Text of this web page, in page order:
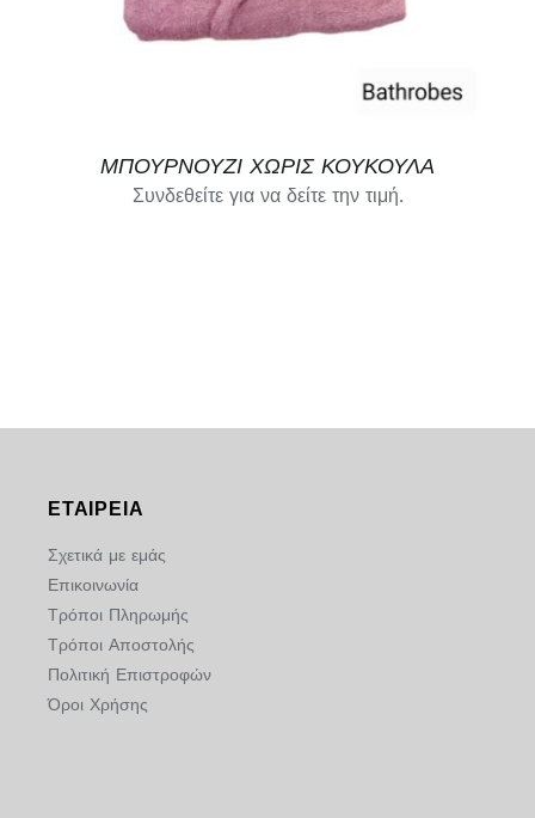
ΜΠΟΥΡΝΟΥΖΙ ΧΩΡΙΣ ΚΟΥΚΟΥΛΑ
Συνδεθείτε για να δείτε την τιμή.
ΕΤΑΙΡΕΙΑ
Σχετικά με εμάς
Επικοινωνία
Τρόποι Πληρωμής
Τρόποι Αποστολής
Πολιτική Επιστροφών
Όροι Χρήσης